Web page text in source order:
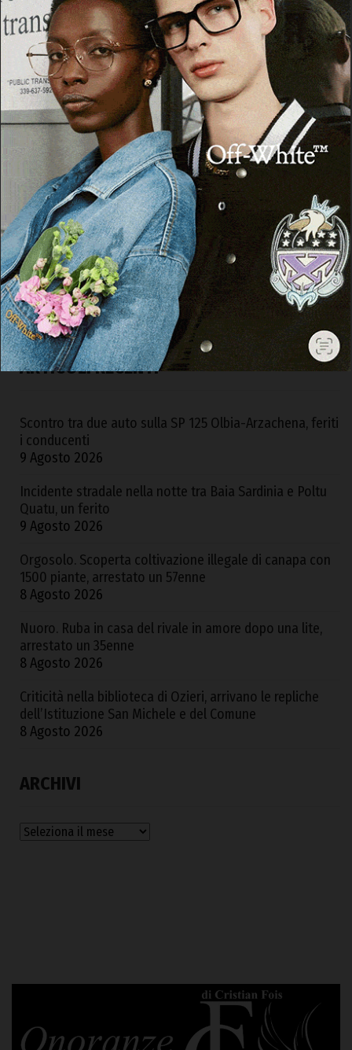
ARTICOLI RECENTI
Scontro tra due auto sulla SP 125 Olbia-Arzachena, feriti
i conducenti
9 Agosto 2026
Incidente stradale nella notte tra Baia Sardinia e Poltu
Quatu, un ferito
9 Agosto 2026
Orgosolo. Scoperta coltivazione illegale di canapa con
1500 piante, arrestato un 57enne
8 Agosto 2026
Nuoro. Ruba in casa del rivale in amore dopo una lite,
arrestato un 35enne
8 Agosto 2026
Criticità nella biblioteca di Ozieri, arrivano le repliche
dell’Istituzione San Michele e del Comune
8 Agosto 2026
ARCHIVI
Archivi